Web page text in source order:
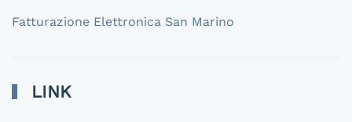
Fatturazione Elettronica San Marino
LINK